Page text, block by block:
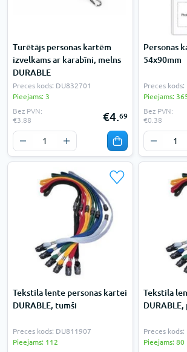
Turētājs personas kartēm
izvelkams ar karabīni, melns
DURABLE
Preces kods: DU832701
Pieejams: 3
Bez PVN:
€3.88
€4.69
Personas
54x90mm
Preces kods:
Pieejams:
Bez PVN:
€0.38
Tekstila lente personas kartei
DURABLE, tumši
Preces kods: DU811907
Pieejams: 112
Tekstila
Preces
Pieejams: 80